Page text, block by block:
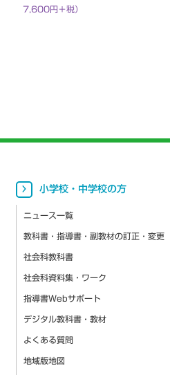
7,600円＋税）
小学校・中学校の方
ニュース一覧
教科書・指導書・副教材の訂正・変更
社会科教科書
社会科資料集・ワーク
指導書Webサポート
デジタル教科書・教材
よくある質問
地域版地図